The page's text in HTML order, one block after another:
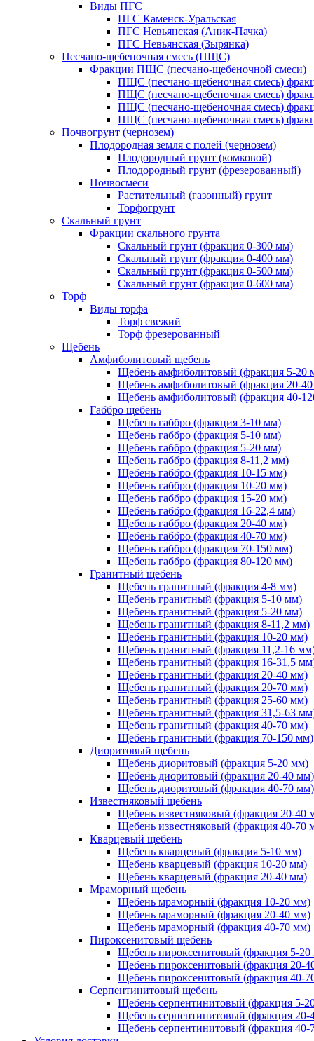
Виды ПГС
ПГС Каменск-Уральская
ПГС Невьянская (Аник-Пачка)
ПГС Невьянская (Зырянка)
Песчано-щебеночная смесь (ПЩС)
Фракции ПЩС (песчано-щебеночной смеси)
ПЩС (песчано-щебеночная смесь)
ПЩС (песчано-щебеночная смесь)
ПЩС (песчано-щебеночная смесь)
ПЩС (песчано-щебеночная смесь)
Почвогрунт (чернозем)
Плодородная земля с полей (чернозем)
Плодородный грунт (комковой)
Плодородный грунт (фрезерованный)
Почвосмеси
Растительный (газонный) грунт
Торфогрунт
Скальный грунт
Фракции скального грунта
Скальный грунт (фракция 0-300 мм)
Скальный грунт (фракция 0-400 мм)
Скальный грунт (фракция 0-500 мм)
Скальный грунт (фракция 0-600 мм)
Торф
Виды торфа
Торф свежий
Торф фрезерованный
Щебень
Амфиболитовый щебень
Щебень амфиболитовый (фракция 5-20
Щебень амфиболитовый (фракция 20-
Щебень амфиболитовый (фракция 40-
Габбро щебень
Щебень габбро (фракция 3-10 мм)
Щебень габбро (фракция 5-10 мм)
Щебень габбро (фракция 5-20 мм)
Щебень габбро (фракция 8-11,2 мм)
Щебень габбро (фракция 10-15 мм)
Щебень габбро (фракция 10-20 мм)
Щебень габбро (фракция 15-20 мм)
Щебень габбро (фракция 16-22,4 мм)
Щебень габбро (фракция 20-40 мм)
Щебень габбро (фракция 40-70 мм)
Щебень габбро (фракция 70-150 мм)
Щебень габбро (фракция 80-120 мм)
Гранитный щебень
Щебень гранитный (фракция 4-8 мм)
Щебень гранитный (фракция 5-10 мм)
Щебень гранитный (фракция 5-20 мм)
Щебень гранитный (фракция 8-11,2 мм)
Щебень гранитный (фракция 10-20 мм)
Щебень гранитный (фракция 11,2-16
Щебень гранитный (фракция 16-31,5
Щебень гранитный (фракция 20-40 мм)
Щебень гранитный (фракция 20-70 мм)
Щебень гранитный (фракция 25-60 мм)
Щебень гранитный (фракция 31,5-63
Щебень гранитный (фракция 40-70 мм)
Щебень гранитный (фракция 70-150 мм)
Диоритовый щебень
Щебень диоритовый (фракция 5-20 мм)
Щебень диоритовый (фракция 20-40 мм)
Щебень диоритовый (фракция 40-70 мм)
Известняковый щебень
Щебень известняковый (фракция 20-40
Щебень известняковый (фракция 40-70
Кварцевый щебень
Щебень кварцевый (фракция 5-10 мм)
Щебень кварцевый (фракция 10-20 мм)
Щебень кварцевый (фракция 20-40 мм)
Мраморный щебень
Щебень мраморный (фракция 10-20 мм)
Щебень мраморный (фракция 20-40 мм)
Щебень мраморный (фракция 40-70 мм)
Пироксенитовый щебень
Щебень пироксенитовый (фракция 5-
Щебень пироксенитовый (фракция 20-
Щебень пироксенитовый (фракция 40-
Серпентинитовый щебень
Щебень серпентинитовый (фракция 5-
Щебень серпентинитовый (фракция 20-
Щебень серпентинитовый (фракция 40-